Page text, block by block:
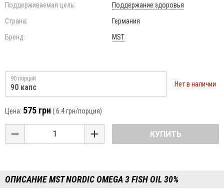
Поддерживаемая цель:
Поддержание здоровья
Страна:
Германия
Бренд:
MST
90 порций
90 капс Нет в наличии
Цена: 575 грн (6.4 грн/порция)
КУПИТЬ
ОПИСАНИЕ MST NORDIC OMEGA 3 FISH OIL 30%